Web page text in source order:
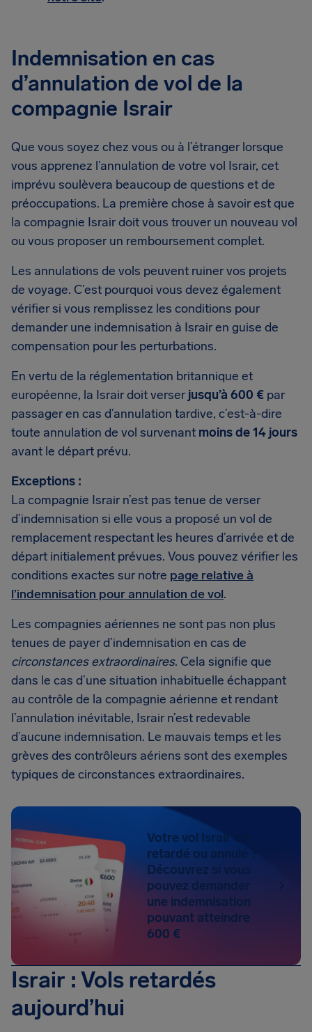
Indemnisation en cas
d’annulation de vol de la
compagnie Israir
Que vous soyez chez vous ou à l’étranger lorsque
vous apprenez l’annulation de votre vol Israir, cet
imprévu soulèvera beaucoup de questions et de
préoccupations. La première chose à savoir est que
la compagnie Israir doit vous trouver un nouveau vol
ou vous proposer un remboursement complet.
Les annulations de vols peuvent ruiner vos projets
de voyage. C’est pourquoi vous devez également
vérifier si vous remplissez les conditions pour
demander une indemnisation à Israir en guise de
compensation pour les perturbations.
En vertu de la réglementation britannique et
européenne, la Israir doit verser jusqu’à 600 € par
passager en cas d’annulation tardive, c’est-à-dire
toute annulation de vol survenant moins de 14 jours
avant le départ prévu.
Exceptions :
La compagnie Israir n’est pas tenue de verser
d’indemnisation si elle vous a proposé un vol de
remplacement respectant les heures d’arrivée et de
départ initialement prévues. Vous pouvez vérifier les
conditions exactes sur notre page relative à
l’indemnisation pour annulation de vol.
Les compagnies aériennes ne sont pas non plus
tenues de payer d’indemnisation en cas de
circonstances extraordinaires. Cela signifie que
dans le cas d’une situation inhabituelle échappant
au contrôle de la compagnie aérienne et rendant
l’annulation inévitable, Israir n’est redevable
d’aucune indemnisation. Le mauvais temps et les
grèves des contrôleurs aériens sont des exemples
typiques de circonstances extraordinaires.
Votre vol Israir est
retardé ou annulé ?
Découvrez si vous
pouvez demander
une indemnisation
pouvant atteindre
600 €
Israir : Vols retardés
aujourd’hui